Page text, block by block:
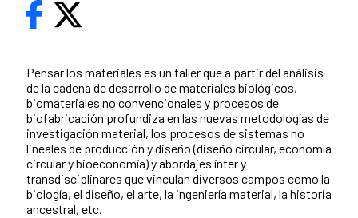
Pensar los materiales es un taller que a partir del análisis
de la cadena de desarrollo de materiales biológicos,
biomateriales no convencionales y procesos de
biofabricación profundiza en las nuevas metodologías de
investigación material, los procesos de sistemas no
lineales de producción y diseño (diseño circular, economía
circular y bioeconomía) y abordajes ínter y
transdisciplinares que vinculan diversos campos como la
biología, el diseño, el arte, la ingeniería material, la historia
ancestral, etc.